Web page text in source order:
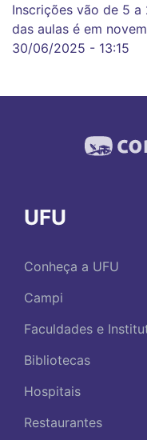
Inscrições vão de 5
das aulas é em
30/06/2025 - 13:15
UFU
Conheça a UFU
Campi
Faculdades e
Bibliotecas
Hospitais
Restaurantes